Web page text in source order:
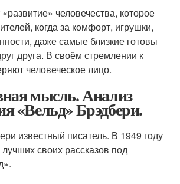
«развитие» человечества, которое
когда за комфорт, игрушки,
даже самые близкие готовы
друга. В своём стремлении к
человеческое лицо.
мысль. Анализ
«Вельд» Брэдбери.
известный писатель. В 1949 году
своих рассказов под